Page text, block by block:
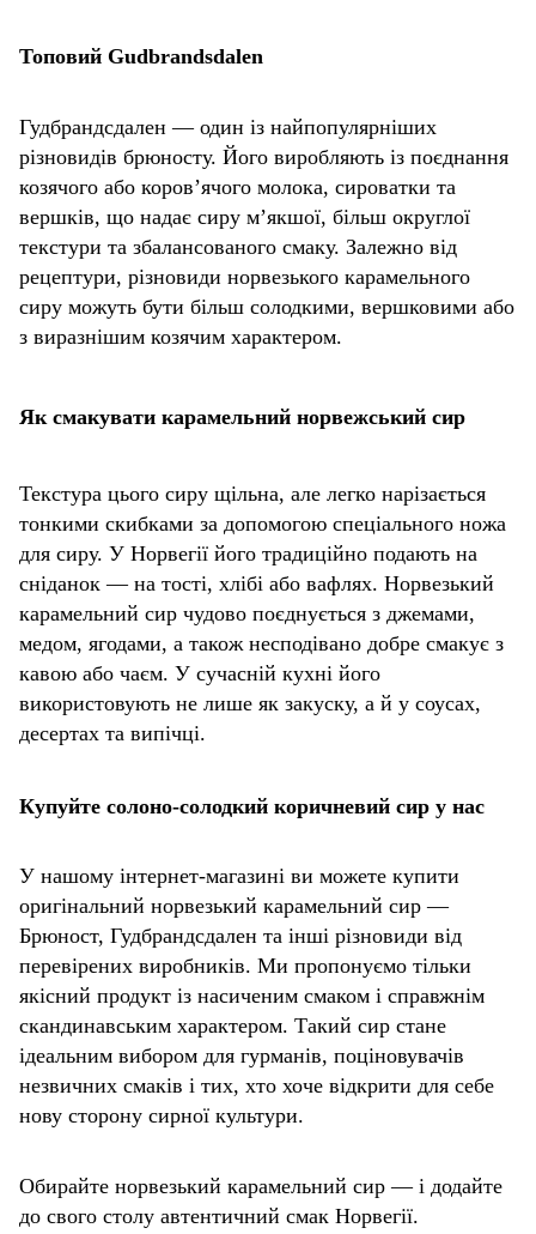
Топовий Gudbrandsdalen
Гудбрандсдален — один із найпопулярніших
різновидів брюносту. Його виробляють із поєднання
козячого або коров’ячого молока, сироватки та
вершків, що надає сиру м’якшої, більш округлої
текстури та збалансованого смаку. Залежно від
рецептури, різновиди норвезького карамельного
сиру можуть бути більш солодкими, вершковими або
з виразнішим козячим характером.
Як смакувати карамельний норвежський сир
Текстура цього сиру щільна, але легко нарізається
тонкими скибками за допомогою спеціального ножа
для сиру. У Норвегії його традиційно подають на
сніданок — на тості, хлібі або вафлях. Норвезький
карамельний сир чудово поєднується з джемами,
медом, ягодами, а також несподівано добре смакує з
кавою або чаєм. У сучасній кухні його
використовують не лише як закуску, а й у соусах,
десертах та випічці.
Купуйте солоно-солодкий коричневий сир у нас
У нашому інтернет-магазині ви можете купити
оригінальний норвезький карамельний сир —
Брюност, Гудбрандсдален та інші різновиди від
перевірених виробників. Ми пропонуємо тільки
якісний продукт із насиченим смаком і справжнім
скандинавським характером. Такий сир стане
ідеальним вибором для гурманів, поціновувачів
незвичних смаків і тих, хто хоче відкрити для себе
нову сторону сирної культури.
Обирайте норвезький карамельний сир — і додайте
до свого столу автентичний смак Норвегії.